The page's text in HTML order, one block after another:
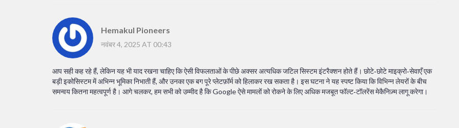
Hemakul Pioneers
नवंबर 4, 2025 AT 00:43
आप सही कह रहे हैं, लेकिन यह भी याद रखना चाहिए कि ऐसी विफलताओं के पीछे अक्सर अत्यधिक जटिल सिस्टम इंटरैक्शन होते हैं। छोटे‑छोटे माइक्रो‑सेवाएँ एक
बड़ी इकोसिस्टम में अभिन्न भूमिका निभाती हैं, और उनका एक बग पूरे प्लेटफ़ॉर्म को हिलाकर रख सकता है। इस घटना ने यह स्पष्ट किया कि विभिन्न लेयरों के बीच
समन्वय कितना महत्वपूर्ण है। आगे चलकर, हम सभी को उम्मीद है कि Google ऐसे मामलों को रोकने के लिए अधिक मजबूत फॉल्ट‑टॉलरेंस मेकैनिज़्म लागू करेगा।